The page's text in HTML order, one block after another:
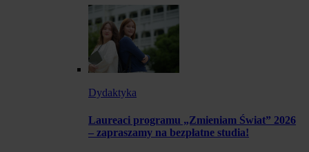
Dydaktyka
Laureaci programu „Zmieniam Świat” 2026
– zapraszamy na bezpłatne studia!